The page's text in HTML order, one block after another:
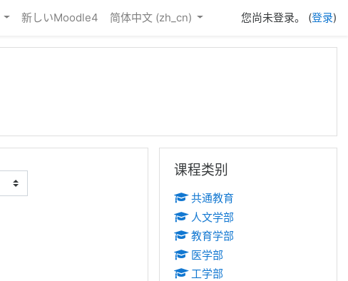
新しいMoodle4 简体中文 ‎(zh_cn)‎ 您尚未登录。 (登录)
课程类别
共通教育
人文学部
教育学部
医学部
工学部